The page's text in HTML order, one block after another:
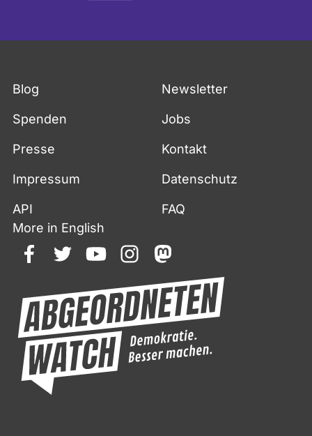
Blog Newsletter
Spenden Jobs
Presse Kontakt
Impressum Datenschutz
API
FAQ
More in English
facebooktwitteryoutubeinstagrammastodon